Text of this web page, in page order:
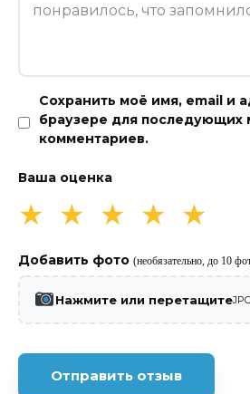
Сохранить моё имя, email и
браузере для последующих
комментариев.
Ваша оценка
★ ★ ★ ★ ★
Добавить фото (необязательно, до 10
Нажмите или перетащите